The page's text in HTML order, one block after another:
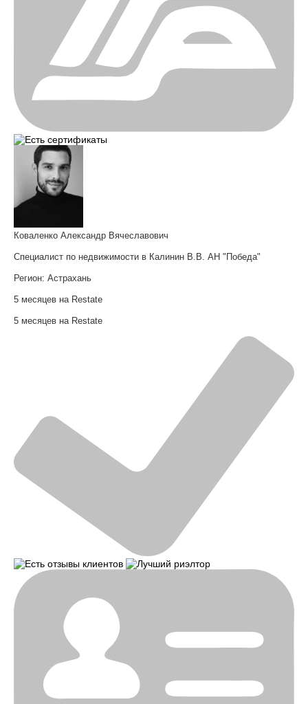
Коваленко Александр Вячеславович
Специалист по недвижимости в Калинин В.В. АН "Победа"
Регион: Астрахань
5 месяцев на Restate
5 месяцев на Restate